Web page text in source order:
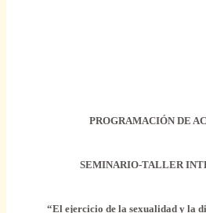
PROGRAMACIÓN DE
SEMINARIO-TALLER
“El ejercicio de la sexualidad y la